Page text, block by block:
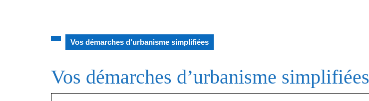
Vos démarches d’urbanisme simplifiées
Vos démarches d’urbanisme simplifiées